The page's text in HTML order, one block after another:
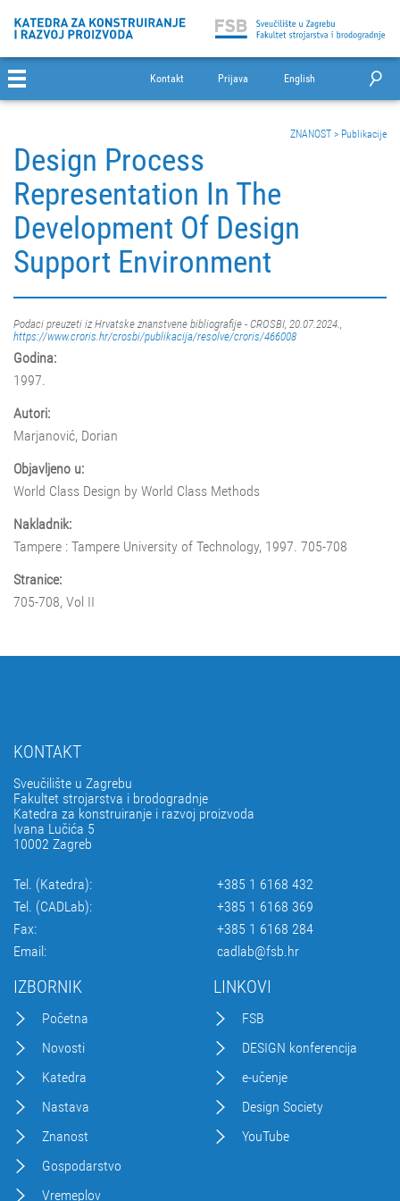
Kontakt Prijava English
ZNANOST > Publikacije
Design Process
Representation In The
Development Of Design
Support Environment
Podaci preuzeti iz Hrvatske znanstvene bibliografije - CROSBI, 20.07.2024.,
https://www.croris.hr/crosbi/publikacija/resolve/croris/466008
Godina:
1997.
Autori:
Marjanović, Dorian
Objavljeno u:
World Class Design by World Class Methods
Nakladnik:
Tampere : Tampere University of Technology, 1997. 705-708
Stranice:
705-708, Vol II
KONTAKT
Sveučilište u Zagrebu
Fakultet strojarstva i brodogradnje
Katedra za konstruiranje i razvoj proizvoda
Ivana Lučića 5
10002 Zagreb
Tel. (Katedra):
+385 1 6168 432
Tel. (CADLab):
+385 1 6168 369
Fax:
+385 1 6168 284
Email:
cadlab@fsb.hr
IZBORNIK
Početna
Novosti
Katedra
Nastava
Znanost
Gospodarstvo
Vremeplov
LINKOVI
FSB
DESIGN konferencija
e-učenje
Design Society
YouTube